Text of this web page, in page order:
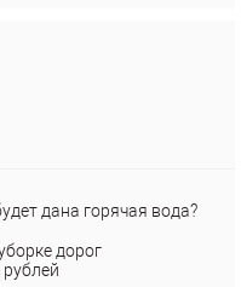
дана горячая вода?
дорог